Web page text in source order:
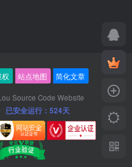
站点地图 简化文章
Source Code Website
已安全运行：524天